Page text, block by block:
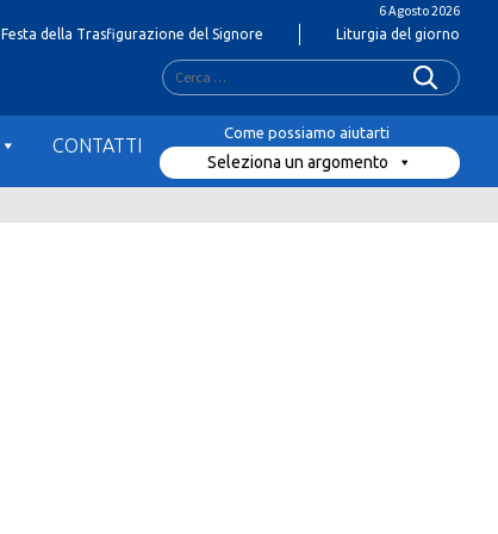
6 Agosto 2026
Festa della Trasfigurazione del Signore Liturgia del giorno
Ricerca
per:
CONTATTI
Seleziona un argomento